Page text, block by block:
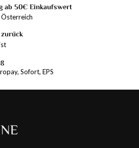
ab 50€ Einkaufswert
Österreich
Sofort, EPS